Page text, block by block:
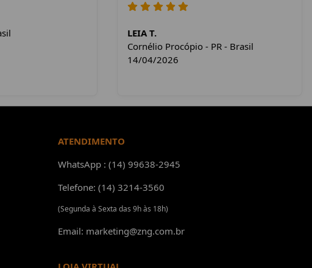
LEIA T.
Cornélio Procópio - PR - Brasil
14/04/2026
ATENDIMENTO
WhatsApp : (14) 99638-2945
Telefone: (14) 3214-3560
(Segunda à Sexta das 9h às 18h)
Email: marketing@zng.com.br